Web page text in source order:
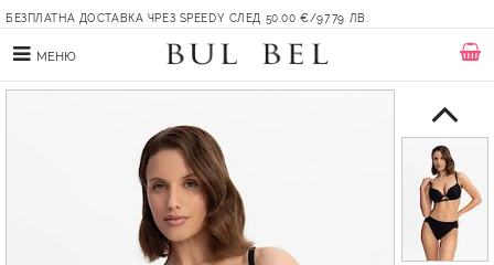
БЕЗПЛАТНА ДОСТАВКА ЧРЕЗ SPEEDY СЛЕД 50.00 €/97.79 ЛВ.
МЕНЮ